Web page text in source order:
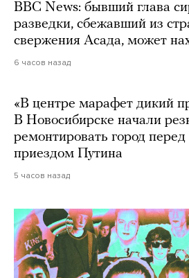
BBC News: бывший глава
разведки, сбежавший из
свержения Асада, может
6 часов назад
«В центре марафет дикий
В Новосибирске начали
ремонтировать город
приездом Путина
5 часов назад